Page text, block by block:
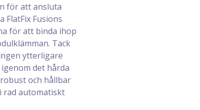
för att ansluta
FlatFix Fusions
för att binda ihop
Tack
ytterligare
det hårda
och hållbar
rad automatiskt